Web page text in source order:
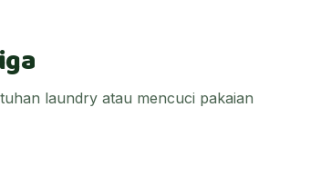
laundry atau mencuci pakaian